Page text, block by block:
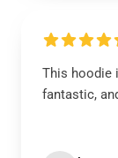
This hoodie
fantastic,